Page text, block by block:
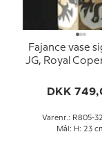
Fajance vase
JG, Royal
DKK
Varenr.: R805-
Mål: H: 23